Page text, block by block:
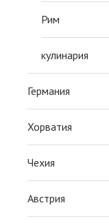
Рим
кулинария
Германия
Хорватия
Чехия
Австрия